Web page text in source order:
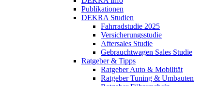
Publikationen
DEKRA Studien
Fahrradstudie 2025
Versicherungsstudie
Aftersales Studie
Gebrauchtwagen Sales Studie
Ratgeber & Tipps
Ratgeber Auto & Mobilität
Ratgeber Tuning & Umbauten